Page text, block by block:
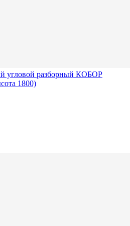
угловой разборный КОБОР
1800)